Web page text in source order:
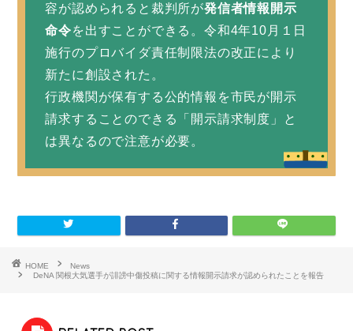
容が認められると裁判所が発信者情報開示
命令を出すことができる。令和4年10月１日
施行のプロバイダ責任制限法の改正により
新たに創設された。
行政機関が保有する公的情報を市民が開示
請求することのできる「開示請求制度」と
は異なるので注意が必要。
HOME
News
DeNA 関根大気選手が誹謗中傷投稿に関する情報開示請求が認められたことを報告